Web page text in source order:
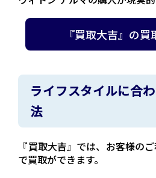
『買取大吉』の
ライフスタイルに合
法
『買取大吉』では、お客様の
で買取ができます。